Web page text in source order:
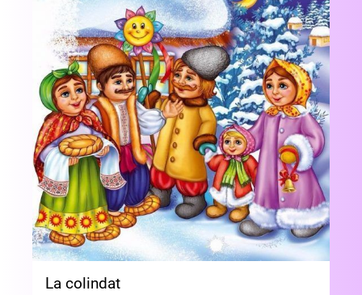
La colindat